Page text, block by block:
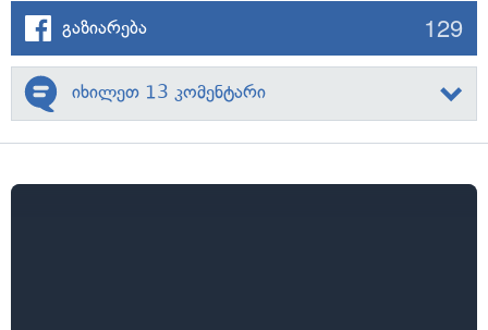
გაზიარება 129
იხილეთ 13 კომენტარი